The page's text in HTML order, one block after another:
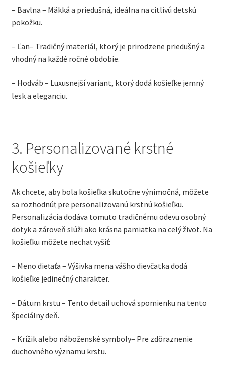
– Bavlna – Mäkká a priedušná, ideálna na citlivú detskú
pokožku.
– Ľan– Tradičný materiál, ktorý je prirodzene priedušný a
vhodný na každé ročné obdobie.
– Hodváb – Luxusnejší variant, ktorý dodá košieľke jemný
lesk a eleganciu.
3. Personalizované krstné
košieľky
Ak chcete, aby bola košieľka skutočne výnimočná, môžete
sa rozhodnúť pre personalizovanú krstnú košieľku.
Personalizácia dodáva tomuto tradičnému odevu osobný
dotyk a zároveň slúži ako krásna pamiatka na celý život. Na
košieľku môžete nechať vyšiť:
– Meno dieťaťa – Výšivka mena vášho dievčatka dodá
košieľke jedinečný charakter.
– Dátum krstu – Tento detail uchová spomienku na tento
špeciálny deň.
– Krížik alebo náboženské symboly– Pre zdôraznenie
duchovného významu krstu.